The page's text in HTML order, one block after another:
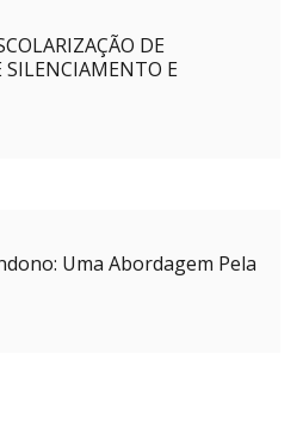
DE
SILENCIAMENTO E
Uma Abordagem Pela